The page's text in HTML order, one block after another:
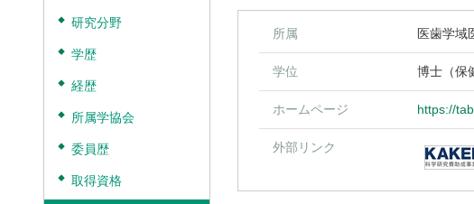
◆ 研究分野
◆ 学歴
◆ 経歴
◆ 所属学協会
◆ 委員歴
◆ 取得資格
所属 医歯学域
学位 博士（保
ホームページ https://
外部リンク